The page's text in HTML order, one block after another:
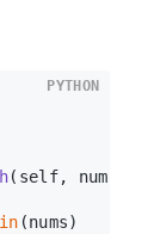
( self, nums:
(nums)
PYTHON